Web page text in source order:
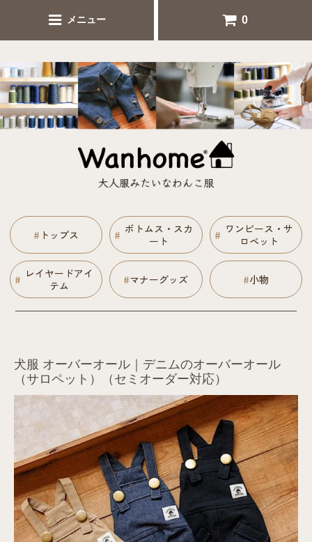
Wanhome
メニュー 0
# トップス # ボトムス・スカ
ート
# ワンピース・サ
ロペット
# レイヤードアイ
テム
#マナーグッズ #小物
犬服 オーバーオール｜デニムのオーバーオール
（サロペット）（セミオーダー対応）